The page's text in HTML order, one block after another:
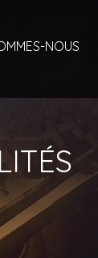
NOUS